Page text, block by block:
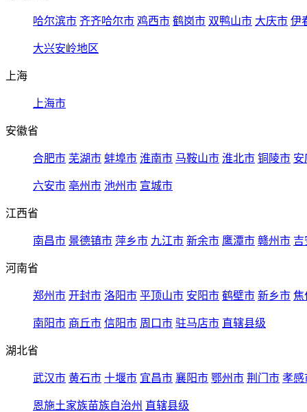
哈尔滨市 齐齐哈尔市 鸡西市 鹤岗市 双鸭山市 大庆市 伊
大兴安岭地区
上海
上海市
安徽省
合肥市 芜湖市 蚌埠市 淮南市 马鞍山市 淮北市 铜陵市 安
六安市 亳州市 池州市 宣城市
江西省
南昌市 景德镇市 萍乡市 九江市 新余市 鹰潭市 赣州市 吉
河南省
郑州市 开封市 洛阳市 平顶山市 安阳市 鹤壁市 新乡市 焦
南阳市 商丘市 信阳市 周口市 驻马店市 直辖县级
湖北省
武汉市 黄石市 十堰市 宜昌市 襄阳市 鄂州市 荆门市 孝感
恩施土家族苗族自治州 直辖县级